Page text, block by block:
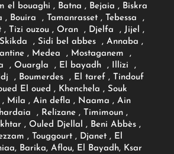
el bouaghi , Batna , Bejaia , Biskra
, Bouira , Tamanrasset , Tebessa ,
, Tizi ouzou , Oran , Djelfa , Jijel ,
, Sidi bel abbes , Annaba ,
, Medea , Mostaganem ,
, Ouargla , El bayadh , Illizi ,
, Boumerdes , El taref , Tindouf
El oued , Khenchela , Souk
Mila , Ain defla , Naama , Ain
, Relizane , Timimoun ,
, Ouled Djellal , Beni Abbès ,
, Touggourt , Djanet , El
Barika, Aflou, El Bayadh, Ksar